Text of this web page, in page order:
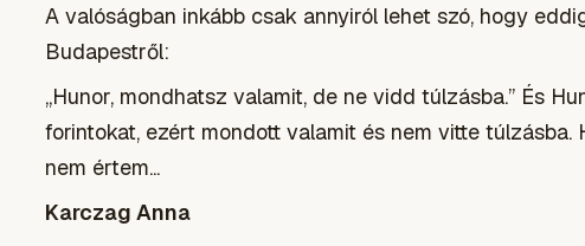
A valóságban inkább csak annyiról lehet szó, hogy
Budapestről:
„Hunor, mondhatsz valamit, de ne vidd túlzásba.” És
forintokat, ezért mondott valamit és nem vitte
nem értem...
Karczag Anna